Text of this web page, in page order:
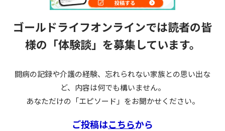
ゴールドライフオンラインでは読者の皆
様の 「体験談」を募集しています。
闘病の記録や介護の経験、忘れられない家族との思い出な
ど、内容は何でも構いません。
あなただけの「エピソード」をお聞かせください。
ご投稿はこちらから